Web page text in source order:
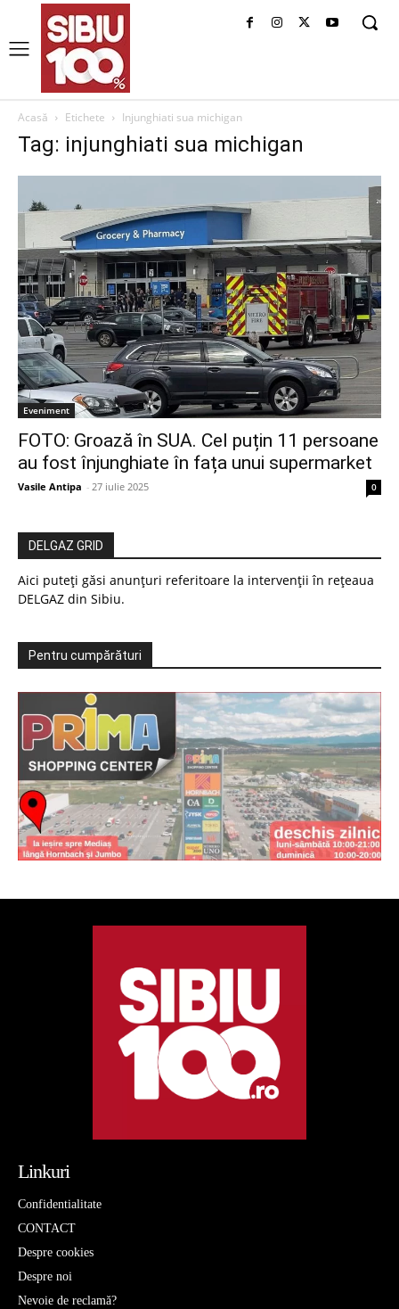
Acasă Etichete Injunghiati sua michigan
Tag: injunghiati sua michigan
Eveniment
FOTO: Groază în SUA. Cel puțin 11 persoane
au fost înjunghiate în fața unui supermarket
Vasile Antipa - 27 iulie 2025 0
DELGAZ GRID
Aici puteți găsi anunțuri referitoare la intervenții în rețeaua
DELGAZ din Sibiu.
Pentru cumpărături
Linkuri
Confidentialitate
CONTACT
Despre cookies
Despre noi
Nevoie de reclamă?